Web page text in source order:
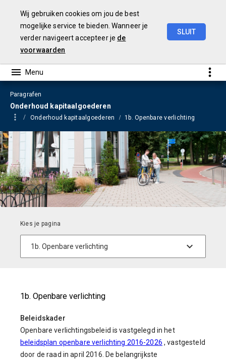
Wij gebruiken cookies om jou de best
mogelijke service te bieden. Wanneer je
verder navigeert accepteer je de
voorwaarden
SLUIT
Paragrafen
Onderhoud kapitaalgoederen
Onderhoud kapitaalgoederen 1b. Openbare verlichting
1b. Openbare verlichting
Beleidskader
Openbare verlichtingsbeleid is vastgelegd in het
beleidsplan openbare verlichting 2016-2026 , vastgesteld
door de raad in april 2016. De belangrijkste